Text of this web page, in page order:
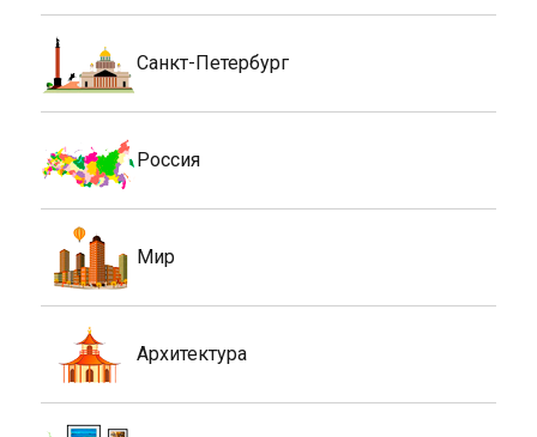
Санкт-Петербург
Россия
Мир
Архитектура